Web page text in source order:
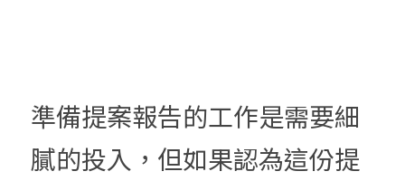
準備提案報告的工作是需要細
膩的投入，但如果認為這份提